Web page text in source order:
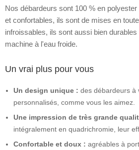
Nos débardeurs sont 100 % en
et confortables, ils sont de mises en
infroissables, ils sont aussi bien
machine à l'eau froide.
Un vrai plus pour vous
Un design unique : des débardeurs à
personnalisés, comme vous les aimez.
Une impression de très grande
intégralement en quadrichromie, leur
Confortable et doux : agréables à